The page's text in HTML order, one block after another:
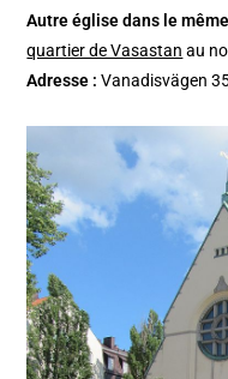
Autre église dans le
quartier de Vasastan au
Adresse :Vanadisvägen